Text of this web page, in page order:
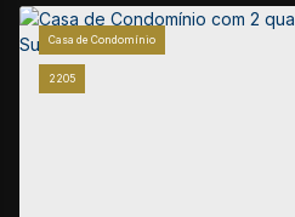
2205
Casa de Condomínio